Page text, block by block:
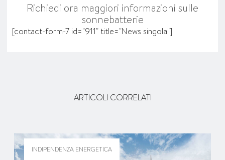
Richiedi ora maggiori informazioni sulle
sonnebatterie
[contact-form-7 id="911" title="News singola"]
ARTICOLI CORRELATI
INDIPENDENZA ENERGETICA